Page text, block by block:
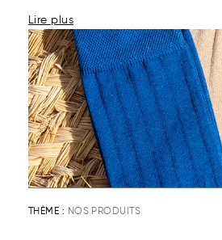
Lire plus
THÈME : NOS PRODUITS